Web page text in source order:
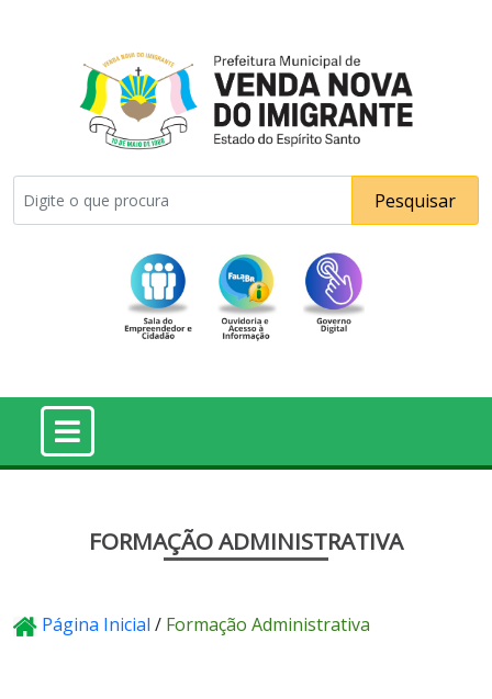
Pesquisar
FORMAÇÃO ADMINISTRATIVA
Página Inicial / Formação Administrativa